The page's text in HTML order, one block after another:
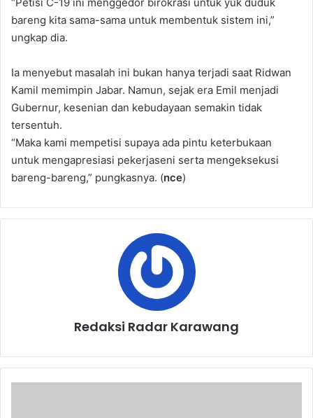
bareng kita sama-sama untuk membentuk sistem ini,”
ungkap dia.
Ia menyebut masalah ini bukan hanya terjadi saat Ridwan
Kamil memimpin Jabar. Namun, sejak era Emil menjadi
Gubernur, kesenian dan kebudayaan semakin tidak
tersentuh.
“Maka kami mempetisi supaya ada pintu keterbukaan
untuk mengapresiasi pekerjaseni serta mengeksekusi
bareng-bareng,” pungkasnya. (nce)
Redaksi Radar Karawang